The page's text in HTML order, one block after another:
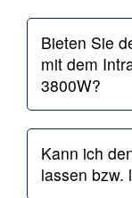
Bieten Sie
mit dem
3800W?
Kann ich
lassen bzw.